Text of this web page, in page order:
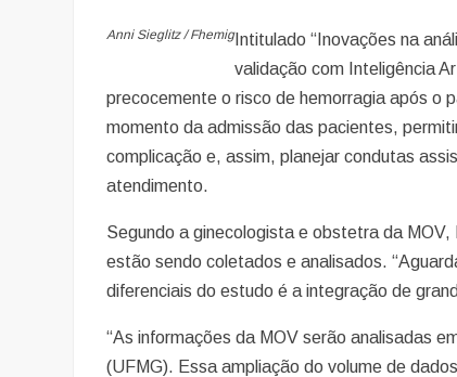
Anni Sieglitz / FhemigIntitulado “Inovações na
validação com Inteligência
precocemente o risco de hemorragia após o
momento da admissão das pacientes,
complicação e, assim, planejar condutas
atendimento.
Segundo a ginecologista e obstetra da
estão sendo coletados e analisados.
diferenciais do estudo é a integração de
“As informações da MOV serão analisadas
(UFMG). Essa ampliação do volume de